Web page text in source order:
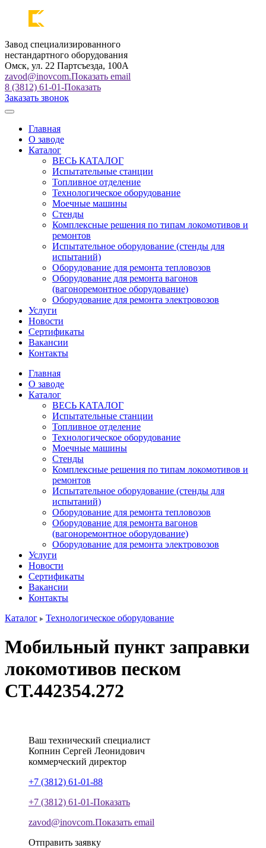
Завод специализированного
нестандартного оборудования
Омск, ул. 22 Партсъезда, 100А
zavod@inovcom.Показать email
8 (3812) 61-01-Показать
Заказать звонок
Главная
О заводе
Каталог
ВЕСЬ КАТАЛОГ
Испытательные станции
Топливное отделение
Технологическое оборудование
Моечные машины
Стенды
Комплексные решения по типам локомотивов и
ремонтов
Испытательное оборудование (стенды для
испытаний)
Оборудование для ремонта тепловозов
Оборудование для ремонта вагонов
(вагоноремонтное оборудование)
Оборудование для ремонта электровозов
Услуги
Новости
Сертификаты
Вакансии
Контакты
Главная
О заводе
Каталог
ВЕСЬ КАТАЛОГ
Испытательные станции
Топливное отделение
Технологическое оборудование
Моечные машины
Стенды
Комплексные решения по типам локомотивов и
ремонтов
Испытательное оборудование (стенды для
испытаний)
Оборудование для ремонта тепловозов
Оборудование для ремонта вагонов
(вагоноремонтное оборудование)
Оборудование для ремонта электровозов
Услуги
Новости
Сертификаты
Вакансии
Контакты
Каталог
Технологическое оборудование
Мобильный пункт заправки
локомотивов песком
СТ.442354.272
Ваш технический специалист
Копнин Сергей Леонидович
коммерческий директор
+7 (3812) 61-01-88
+7 (3812) 61-01-Показать
zavod@inovcom.Показать email
Отправить заявку